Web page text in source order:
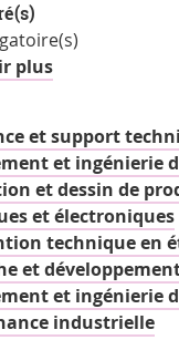
plusà
Projet(s)
tutoré(s)
et support
et ingénierie
et dessin de
et électroniques
technique en
et
et ingénierie
industrielle